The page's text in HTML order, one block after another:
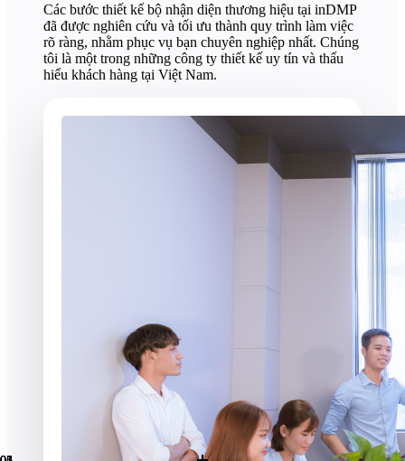
Các bước thiết kế bộ nhận diện thương hiệu tại inDMP
đã được nghiên cứu và tối ưu thành quy trình làm việc
rõ ràng, nhằm phục vụ bạn chuyên nghiệp nhất. Chúng
tôi là một trong những công ty thiết kế uy tín và thấu
hiểu khách hàng tại Việt Nam.